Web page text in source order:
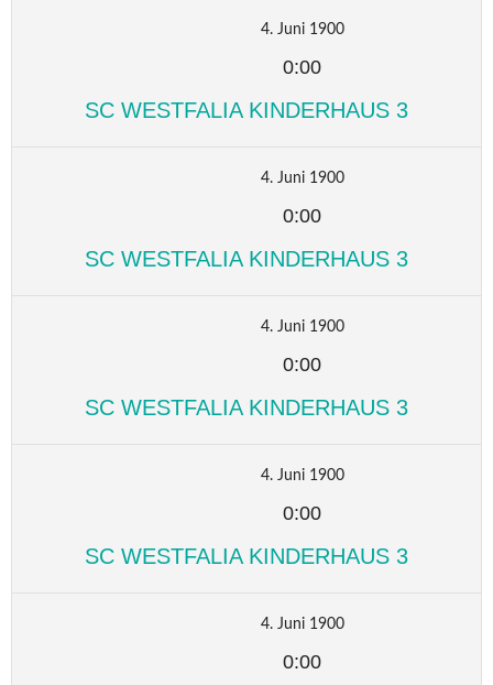
4. Juni 1900
0:00
SC WESTFALIA KINDERHAUS 3
4. Juni 1900
0:00
SC WESTFALIA KINDERHAUS 3
4. Juni 1900
0:00
SC WESTFALIA KINDERHAUS 3
4. Juni 1900
0:00
SC WESTFALIA KINDERHAUS 3
4. Juni 1900
0:00